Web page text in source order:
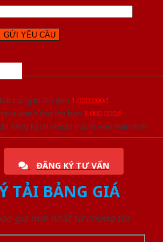
trang trí lên đến 1.000.000đ
đơn hàng lớn hơn 3.000.000đ
đăng ký tài khoản thành viên thân thiết
ĐĂNG KÝ TƯ VẤN
TẢI BẢNG GIÁ
giá mới nhất từ chúng tôi